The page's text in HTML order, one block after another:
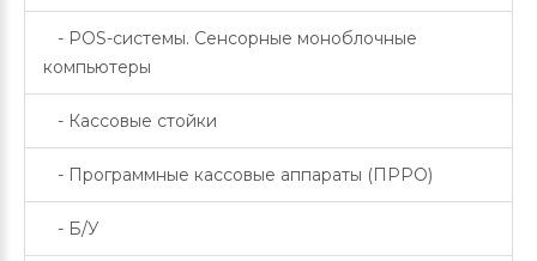
- POS-системы. Сенсорные моноблочные
компьютеры
- Кассовые стойки
- Программные кассовые аппараты (ПРРО)
- Б/У